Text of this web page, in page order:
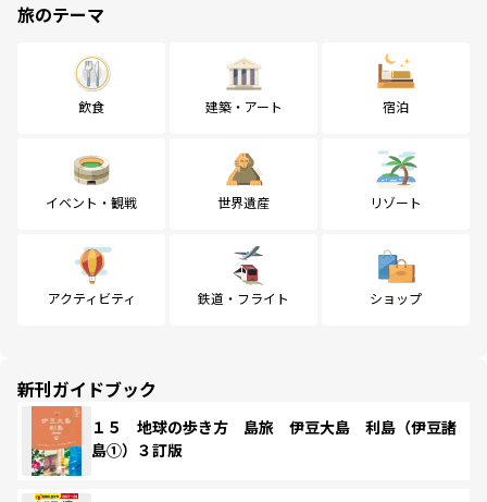
旅のテーマ
飲食 建築・アート 宿泊
イベント・観戦 世界遺産 リゾート
アクティビティ 鉄道・フライト ショップ
新刊ガイドブック
１５ 地球の歩き方 島旅 伊豆大島 利島（伊豆諸
島①）３訂版